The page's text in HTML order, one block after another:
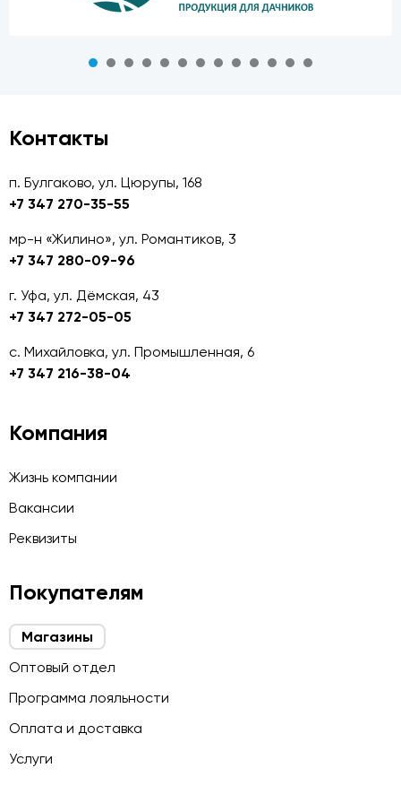
Контакты
п. Булгаково, ул. Цюрупы, 168
+7 347 270-35-55
мр-н «Жилино», ул. Романтиков, 3
+7 347 280-09-96
г. Уфа, ул. Дёмская, 43
+7 347 272-05-05
с. Михайловка, ул. Промышленная, 6
+7 347 216-38-04
Компания
Жизнь компании
Вакансии
Реквизиты
Покупателям
Магазины
Оптовый отдел
Программа лояльности
Оплата и доставка
Услуги